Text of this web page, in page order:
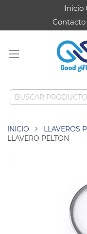
Inicio
Contacto
INICIO
LLAVEROS
LLAVERO PELTON